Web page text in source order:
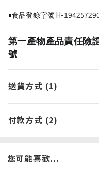
￭食品登錄字號 H-
第一產物產品責任險
號
送貨方式 (1)
付款方式 (2)
您可能喜歡...